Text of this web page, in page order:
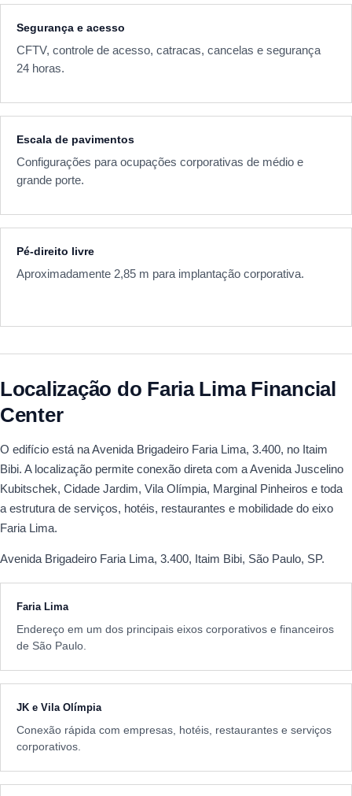
Segurança e acesso
CFTV, controle de acesso, catracas, cancelas e segurança
24 horas.
Escala de pavimentos
Configurações para ocupações corporativas de médio e
grande porte.
Pé-direito livre
Aproximadamente 2,85 m para implantação corporativa.
Localização do Faria Lima Financial
Center
O edifício está na Avenida Brigadeiro Faria Lima, 3.400, no Itaim
Bibi. A localização permite conexão direta com a Avenida Juscelino
Kubitschek, Cidade Jardim, Vila Olímpia, Marginal Pinheiros e toda
a estrutura de serviços, hotéis, restaurantes e mobilidade do eixo
Faria Lima.
Avenida Brigadeiro Faria Lima, 3.400, Itaim Bibi, São Paulo, SP.
Faria Lima
Endereço em um dos principais eixos corporativos e financeiros
de São Paulo.
JK e Vila Olímpia
Conexão rápida com empresas, hotéis, restaurantes e serviços
corporativos.